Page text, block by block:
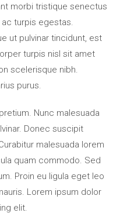
morbi tristique senectus
turpis egestas.
ut pulvinar tincidunt, est
turpis nisl sit amet
scelerisque nibh.
purus.
Nunc malesuada
Donec suscipit
malesuada lorem
quam commodo. Sed
Proin eu ligula eget leo
Lorem ipsum dolor
elit.